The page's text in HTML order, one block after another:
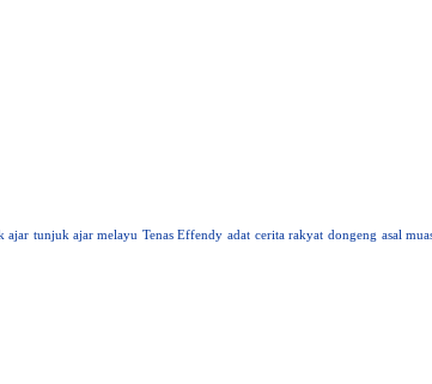
ajar tunjuk ajar melayu Tenas Effendy adat cerita rakyat dongeng asal